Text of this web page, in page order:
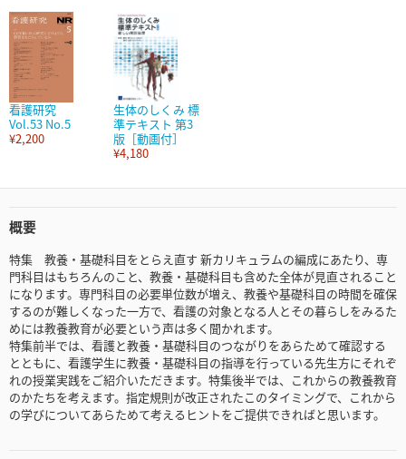
看護研究
Vol.53 No.5
¥2,200
生体のしくみ 標
準テキスト 第3
版［動画付］
¥4,180
概要
特集 教養・基礎科目をとらえ直す 新カリキュラムの編成にあたり、専
門科目はもちろんのこと、教養・基礎科目も含めた全体が見直されること
になります。専門科目の必要単位数が増え、教養や基礎科目の時間を確保
するのが難しくなった一方で、看護の対象となる人とその暮らしをみるた
めには教養教育が必要という声は多く聞かれます。
特集前半では、看護と教養・基礎科目のつながりをあらためて確認する
とともに、看護学生に教養・基礎科目の指導を行っている先生方にそれぞ
れの授業実践をご紹介いただきます。特集後半では、これからの教養教育
のかたちを考えます。指定規則が改正されたこのタイミングで、これから
の学びについてあらためて考えるヒントをご提供できればと思います。